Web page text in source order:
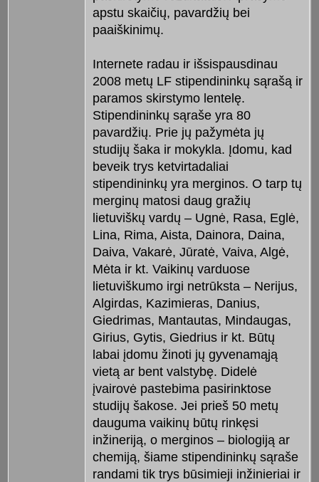
apstu skaičių, pavardžių bei
paaiškinimų.
Internete radau ir išsispausdinau
2008 metų LF stipendininkų sąrašą ir
paramos skirstymo lentelę.
Stipendininkų sąraše yra 80
pavardžių. Prie jų pažymėta jų
studijų šaka ir mokykla. Įdomu, kad
beveik trys ketvirtadaliai
stipendininkų yra merginos. O tarp tų
merginų matosi daug gražių
lietuviškų vardų – Ugnė, Rasa, Eglė,
Lina, Rima, Aista, Dainora, Daina,
Daiva, Vakarė, Jūratė, Vaiva, Algė,
Mėta ir kt. Vaikinų varduose
lietuviškumo irgi netrūksta – Nerijus,
Algirdas, Kazimieras, Danius,
Giedrimas, Mantautas, Mindaugas,
Girius, Gytis, Giedrius ir kt. Būtų
labai įdomu žinoti jų gyvenamąją
vietą ar bent valstybę. Didelė
įvairovė pastebima pasirinktose
studijų šakose. Jei prieš 50 metų
dauguma vaikinų būtų rinkęsi
inžineriją, o merginos – biologiją ar
chemiją, šiame stipendininkų sąraše
randami tik trys būsimieji inžinieriai ir